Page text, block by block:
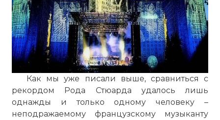
Как мы уже писали выше, сравниться с
рекордом Рода Стюарда удалось лишь
однажды и только одному человеку –
неподражаемому французскому музыканту